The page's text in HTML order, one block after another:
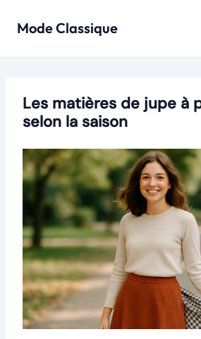
Mode Classique
Les matières de jupe à
selon la saison